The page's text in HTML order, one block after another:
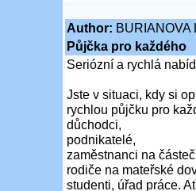
Author: BURIANOVA
Půjčka pro každého
Seriózní a rychlá
Jste v situaci, kdy si
rychlou půjčku pro
důchodci,
podnikatelé,
zaměstnanci na
rodiče na mateřské
studenti, úřad práce.